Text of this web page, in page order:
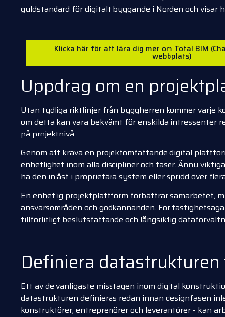
guldstandard för digitalt byggande i Norden och
Klicka här för att lära dig mer om Total BIM
webbplats)
Uppdrag om en
Utan tydliga riktlinjer från byggherren kommer varje
om detta kan vara bekvämt för enskilda intressenter
på projektnivå.
Genom att kräva en projektomfattande digital
enhetlighet inom alla discipliner och faser. Ännu
ha den inlåst i proprietära system eller spridd över
En enhetlig projektplattform förbättrar samarbetet,
ansvarsområden och godkännanden. För
tillförlitligt beslutsfattande och långsiktig
Definiera
Ett av de vanligaste misstagen inom digital
datastrukturen definieras redan innan designfasen
konstruktörer, entreprenörer och leverantörer - kan